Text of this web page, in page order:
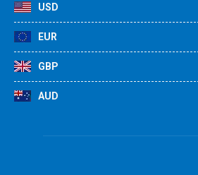
USD
EUR
GBP
AUD